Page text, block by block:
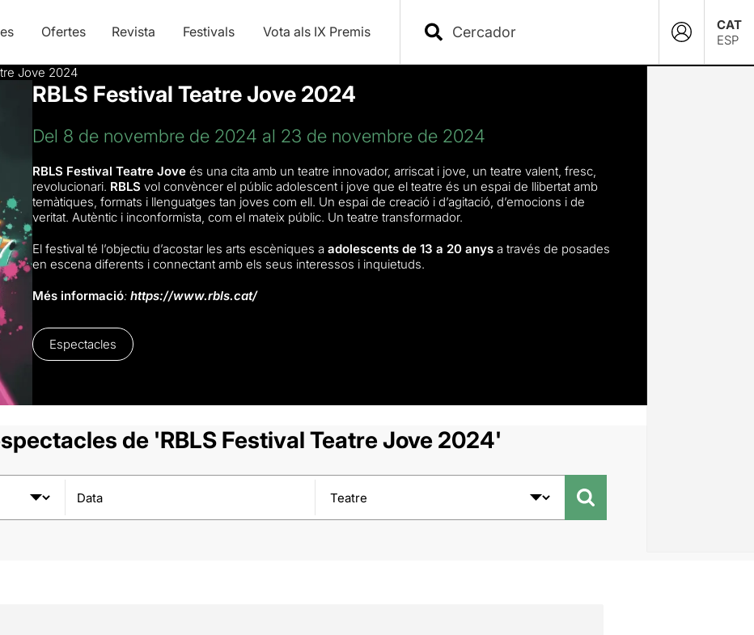
Ofertes Revista Festivals Vota als IX Premis
CAT
ESP
Jove 2024
RBLS Festival Teatre Jove 2024
Del 8 de novembre de 2024 al 23 de novembre de 2024
RBLS Festival Teatre Joveés una cita amb un teatre innovador, arriscat i jove, un teatre valent, fresc,
revolucionari. RBLS vol convèncer el públic adolescent i jove que el teatre és un espai de llibertat amb
temàtiques, formats i llenguatges tan joves com ell. Un espai de creació i d’agitació, d’emocions i de
veritat. Autèntic i inconformista, com el mateix públic. Un teatre transformador.
El festival té l’objectiu d’acostar les arts escèniques a adolescents de 13 a 20 anys a través de posades
en escena diferents i connectant amb els seus interessos i inquietuds.
Més informació: https://www.rbls.cat/
Espectacles
de 'RBLS Festival Teatre Jove 2024'
Data